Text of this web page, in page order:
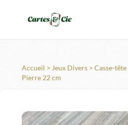
Accueil > Jeux Divers > Casse-tête
Pierre 22 cm